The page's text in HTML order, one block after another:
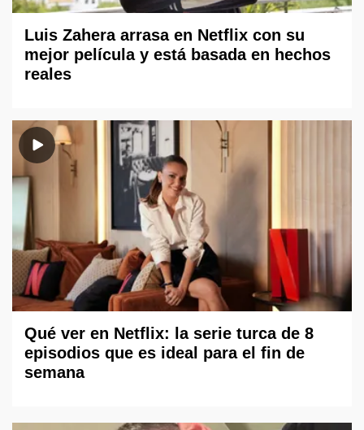
Luis Zahera arrasa en Netflix con su
mejor película y está basada en hechos
reales
Qué ver en Netflix: la serie turca de 8
episodios que es ideal para el fin de
semana